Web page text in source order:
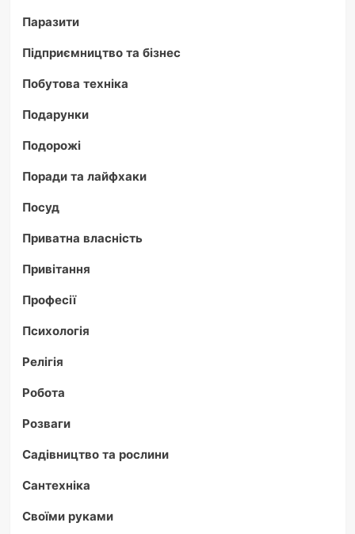
Паразити
Підприємництво та бізнес
Побутова техніка
Подарунки
Подорожі
Поради та лайфхаки
Посуд
Приватна власність
Привітання
Професії
Психологія
Релігія
Робота
Розваги
Садівництво та рослини
Сантехніка
Своїми руками